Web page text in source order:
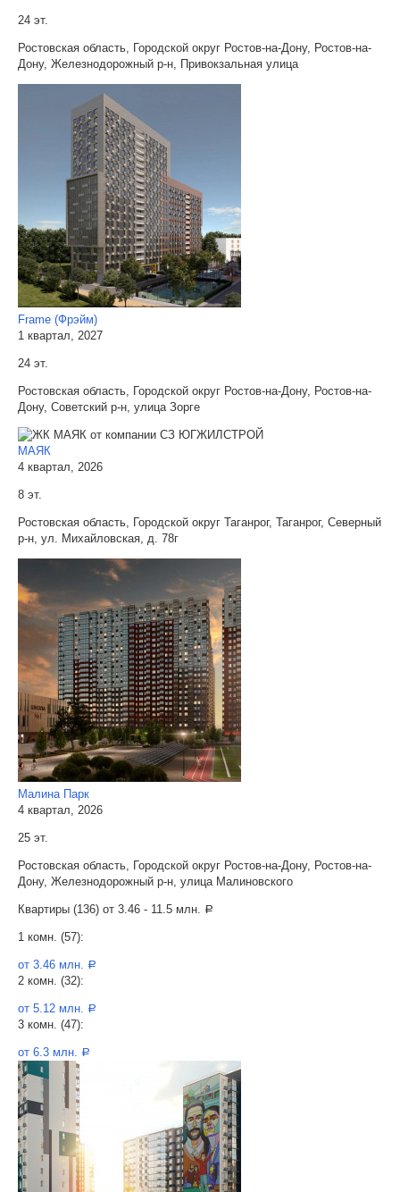
24 эт.
Ростовская область, Городской округ Ростов-на-Дону, Ростов-на-
Дону, Железнодорожный р-н, Привокзальная улица
Frame (Фрэйм)
1 квартал, 2027
24 эт.
Ростовская область, Городской округ Ростов-на-Дону, Ростов-на-
Дону, Советский р-н, улица Зорге
МАЯК
4 квартал, 2026
8 эт.
Ростовская область, Городской округ Таганрог, Таганрог, Северный
р-н, ул. Михайловская, д. 78г
Малина Парк
4 квартал, 2026
25 эт.
Ростовская область, Городской округ Ростов-на-Дону, Ростов-на-
Дону, Железнодорожный р-н, улица Малиновского
Квартиры (136) от 3.46 - 11.5 млн. a
1 комн. (57):
от 3.46 млн. a
2 комн. (32):
от 5.12 млн. a
3 комн. (47):
от 6.3 млн. a